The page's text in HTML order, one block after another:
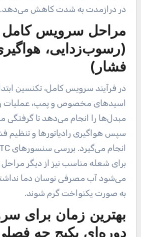
در درازمدت به شدت کاهش می‌دهد.
مراحل سرویس کامل
(رسوب‌زدایی،
فشار)
در فرآیند سرویس کامل، تکنسین ابتدا
اسیدهای مخصوص و پمپ، عملیات
مبدل‌ها را انجام می‌دهد تا گرفتگی
سپس هواگیری رادیاتورها و تنظیم
برای شعله مناسب نیز از دیگر
می‌شود آب مصرفی نوسان دما نداشته
به صورت یکنواخت گرم شوند.
بهترین زمان برای
دوره‌ای پکیج چه